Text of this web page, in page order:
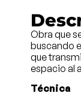
Obra que
buscando
que
espacio al
Técnica